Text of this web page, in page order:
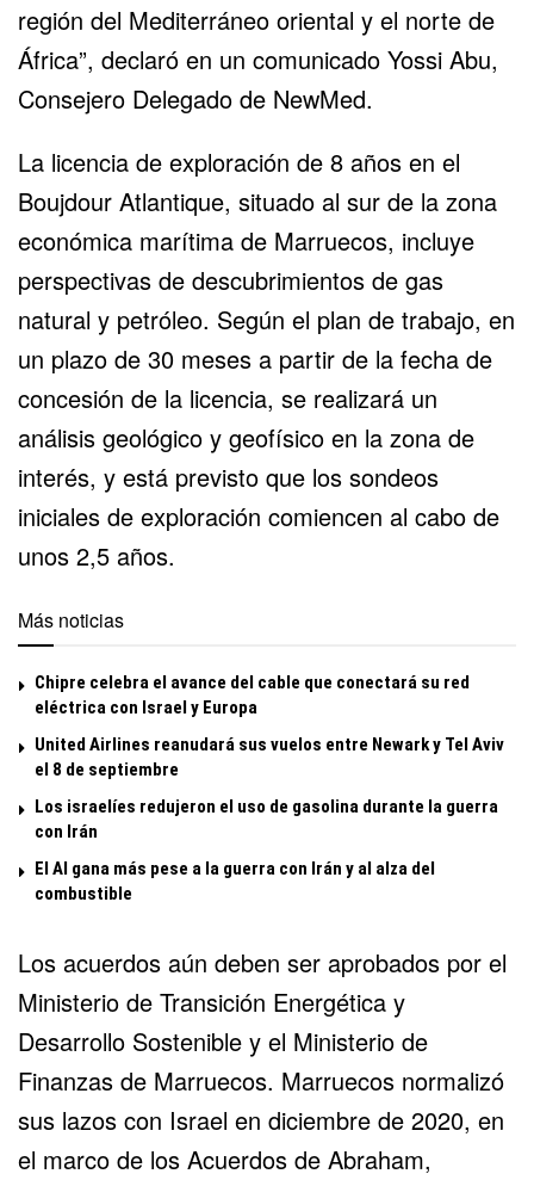
región del Mediterráneo oriental y el norte de
África”, declaró en un comunicado Yossi Abu,
Consejero Delegado de NewMed.
La licencia de exploración de 8 años en el
Boujdour Atlantique, situado al sur de la zona
económica marítima de Marruecos, incluye
perspectivas de descubrimientos de gas
natural y petróleo. Según el plan de trabajo, en
un plazo de 30 meses a partir de la fecha de
concesión de la licencia, se realizará un
análisis geológico y geofísico en la zona de
interés, y está previsto que los sondeos
iniciales de exploración comiencen al cabo de
unos 2,5 años.
Más noticias
Chipre celebra el avance del cable que conectará su red
eléctrica con Israel y Europa
United Airlines reanudará sus vuelos entre Newark y Tel Aviv
el 8 de septiembre
Los israelíes redujeron el uso de gasolina durante la guerra
con Irán
El Al gana más pese a la guerra con Irán y al alza del
combustible
Los acuerdos aún deben ser aprobados por el
Ministerio de Transición Energética y
Desarrollo Sostenible y el Ministerio de
Finanzas de Marruecos. Marruecos normalizó
sus lazos con Israel en diciembre de 2020, en
el marco de los Acuerdos de Abraham,